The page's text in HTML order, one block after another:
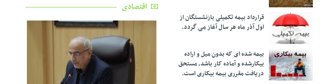
قرارداد بیمه تکمیلی بازنشستگان از
اول آذر ماه هر سال آغاز می گردد.
بیمه شده ای که بدون میل و اراده
بیکارشده و آماده کار باشد، مستحق
دریافت مقرری بیمه بیکاری است.
اقتصادی